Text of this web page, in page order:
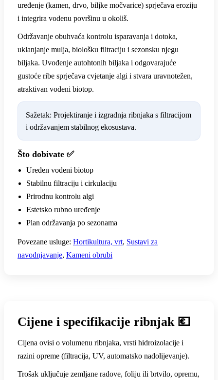
uređenje (kamen, drvo, biljke močvarice) sprječava eroziju
i integrira vodenu površinu u okoliš.
Održavanje obuhvaća kontrolu isparavanja i dotoka,
uklanjanje mulja, biološku filtraciju i sezonsku njegu
biljaka. Uvođenje autohtonih biljaka i odgovarajuće
gustoće ribe sprječava cvjetanje algi i stvara uravnotežen,
atraktivan vodeni biotop.
Sažetak: Projektiranje i izgradnja ribnjaka s filtracijom
i održavanjem stabilnog ekosustava.
Što dobivate ✅
Uređen vodeni biotop
Stabilnu filtraciju i cirkulaciju
Prirodnu kontrolu algi
Estetsko rubno uređenje
Plan održavanja po sezonama
Povezane usluge: Hortikultura, vrt, Sustavi za
navodnjavanje, Kameni obrubi
Cijene i specifikacije ribnjak 💶
Cijena ovisi o volumenu ribnjaka, vrsti hidroizolacije i
razini opreme (filtracija, UV, automatsko nadolijevanje).
Trošak uključuje zemljane radove, foliju ili brtvilo, opremu,